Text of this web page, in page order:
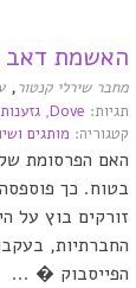
האשמת דאב
מחבר שירלי קנטור,
קטגוריה: מותגים
תגיות: Dove
, גזענות
האם הפרסומת
בטוח. כך
זורקים בוץ על
החברתיות,
הפייסבוק � ...